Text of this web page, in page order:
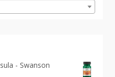
- Swanson